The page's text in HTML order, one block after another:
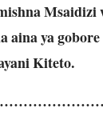
Msaidizi
aina ya
Kiteto.